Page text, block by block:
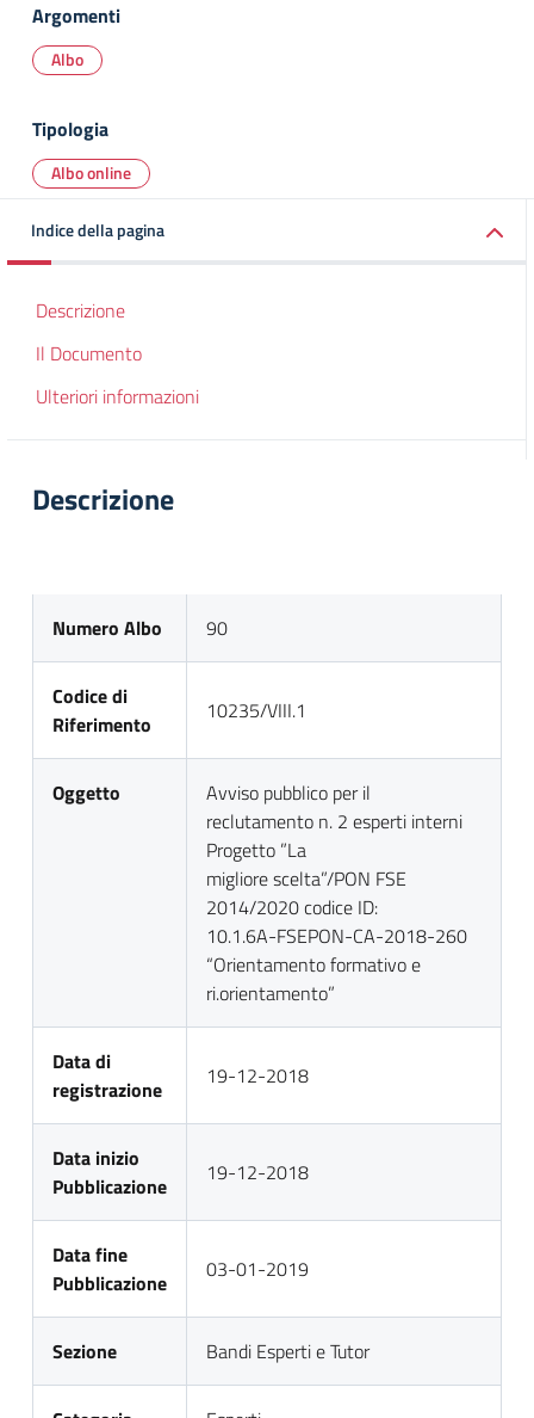
Argomenti
Albo
Tipologia
Albo online
Indice della pagina
Descrizione
Il Documento
Ulteriori informazioni
Descrizione
Numero Albo 90
Codice di
Riferimento
10235/VIII.1
Oggetto
Avviso pubblico per il
reclutamento n. 2 esperti interni
Progetto ”La
migliore scelta”/PON FSE
2014/2020 codice ID:
10.1.6A-FSEPON-CA-2018-260
“Orientamento formativo e
ri.orientamento”
Data di
registrazione
19-12-2018
Data inizio
Pubblicazione
19-12-2018
Data fine
Pubblicazione
03-01-2019
Sezione Bandi Esperti e Tutor